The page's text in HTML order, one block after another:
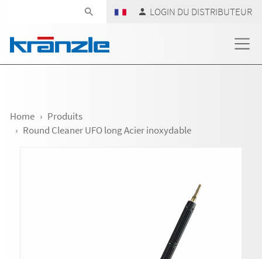
LOGIN DU DISTRIBUTEUR
Home
Produits
Round Cleaner UFO long Acier inoxydable